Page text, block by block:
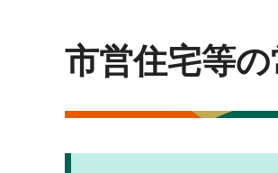
市営住宅等